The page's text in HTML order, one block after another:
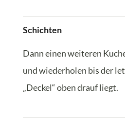
Schichten
Dann einen weiteren
und wiederholen bis der
„Deckel“ oben drauf liegt.